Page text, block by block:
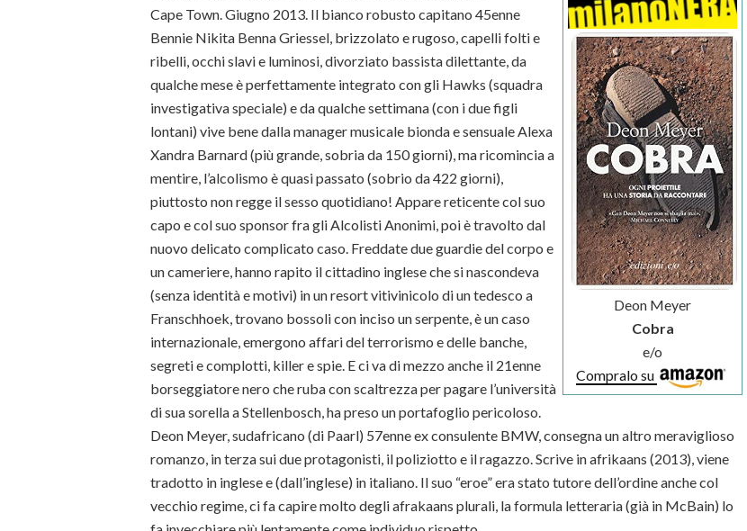
Deon Meyer
Cobra
e/o
Compralo su
Cape Town. Giugno 2013. Il bianco robusto capitano 45enne
Bennie Nikita Benna Griessel, brizzolato e rugoso, capelli folti e
ribelli, occhi slavi e luminosi, divorziato bassista dilettante, da
qualche mese è perfettamente integrato con gli Hawks (squadra
investigativa speciale) e da qualche settimana (con i due figli
lontani) vive bene dalla manager musicale bionda e sensuale Alexa
Xandra Barnard (più grande, sobria da 150 giorni), ma ricomincia a
mentire, l’alcolismo è quasi passato (sobrio da 422 giorni),
piuttosto non regge il sesso quotidiano! Appare reticente col suo
capo e col suo sponsor fra gli Alcolisti Anonimi, poi è travolto dal
nuovo delicato complicato caso. Freddate due guardie del corpo e
un cameriere, hanno rapito il cittadino inglese che si nascondeva
(senza identità e motivi) in un resort vitivinicolo di un tedesco a
Franschhoek, trovano bossoli con inciso un serpente, è un caso
internazionale, emergono affari del terrorismo e delle banche,
segreti e complotti, killer e spie. E ci va di mezzo anche il 21enne
borseggiatore nero che ruba con scaltrezza per pagare l’università
di sua sorella a Stellenbosch, ha preso un portafoglio pericoloso.
Deon Meyer, sudafricano (di Paarl) 57enne ex consulente BMW, consegna un altro meraviglioso
romanzo, in terza sui due protagonisti, il poliziotto e il ragazzo. Scrive in afrikaans (2013), viene
tradotto in inglese e (dall’inglese) in italiano. Il suo “eroe” era stato tutore dell’ordine anche col
vecchio regime, ci fa capire molto degli afrakaans plurali, la formula letteraria (già in McBain) lo